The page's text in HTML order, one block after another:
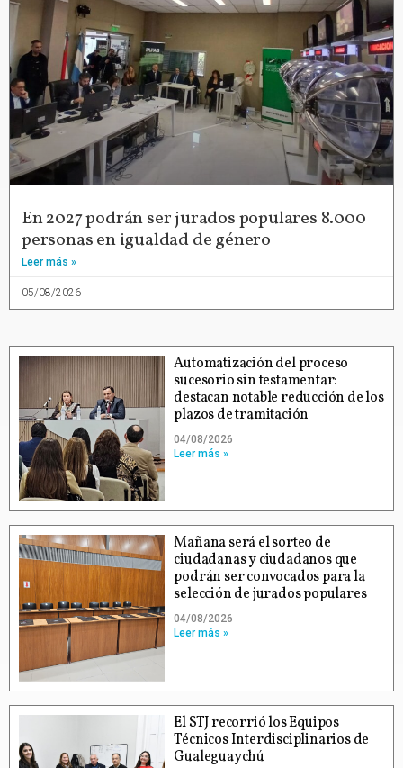
En 2027 podrán ser jurados populares 8.000
personas en igualdad de género
Leer más »
05/08/2026
Automatización del proceso
sucesorio sin testamentar:
destacan notable reducción de los
plazos de tramitación
04/08/2026
Leer más »
Mañana será el sorteo de
ciudadanas y ciudadanos que
podrán ser convocados para la
selección de jurados populares
04/08/2026
Leer más »
El STJ recorrió los Equipos
Técnicos Interdisciplinarios de
Gualeguaychú